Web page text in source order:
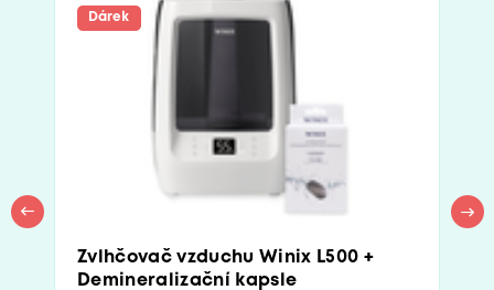
Dárek
Zvlhčovač vzduchu Winix L500 +
Demineralizační kapsle